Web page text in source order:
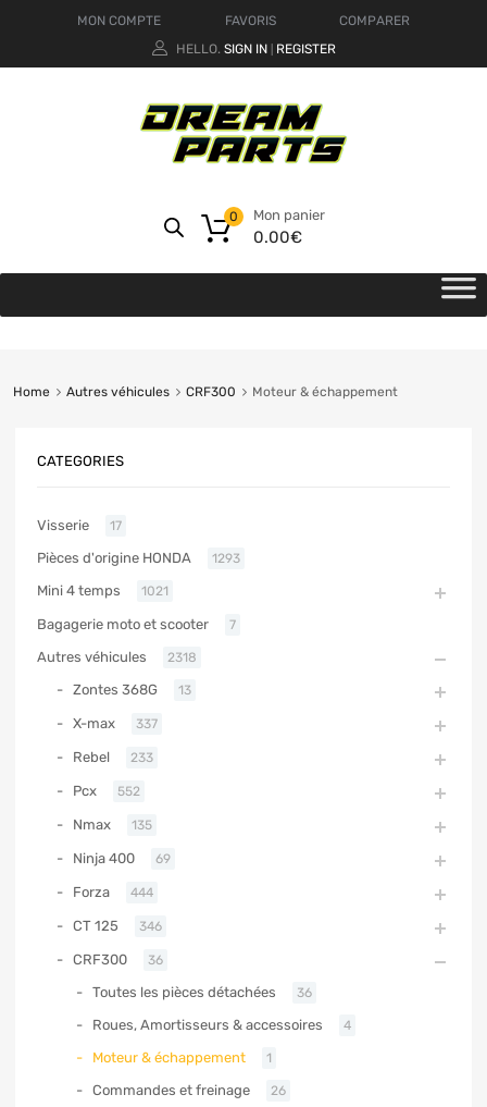
MON COMPTE FAVORIS
COMPARER
HELLO. SIGN IN REGISTER
Mon panier
0.00€
0
Home Autres véhicules CRF300 Moteur & échappement
CATEGORIES
Visserie 17
Pièces d'origine HONDA 1293
Mini 4 temps 1021
Bagagerie moto et scooter 7
Autres véhicules 2318
Zontes 368G 13
X-max 337
Rebel 233
Pcx 552
Nmax 135
Ninja 400 69
Forza 444
CT 125 346
CRF300 36
Toutes les pièces détachées 36
Roues, Amortisseurs & accessoires 4
Moteur & échappement 1
Commandes et freinage 26